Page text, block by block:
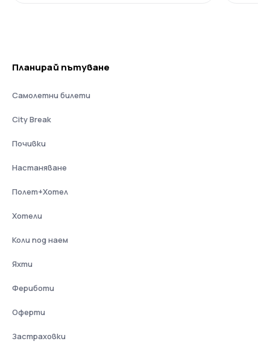
Планирай пътуване
Самолетни билети
City Break
Почивки
Настаняване
Полет+Хотел
Хотели
Коли под наем
Яхти
Фериботи
Оферти
Застраховки